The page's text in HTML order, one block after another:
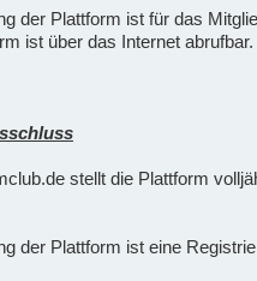
der Plattform ist für das
ist über das Internet
stellt die Plattform
der Plattform ist eine